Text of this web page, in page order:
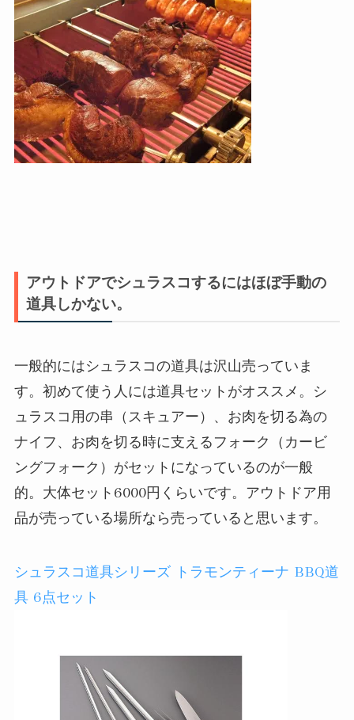
アウトドアでシュラスコするにはほぼ手動の
道具しかない。
一般的にはシュラスコの道具は沢山売っていま
す。初めて使う人には道具セットがオススメ。シ
ュラスコ用の串（スキュアー）、お肉を切る為の
ナイフ、お肉を切る時に支えるフォーク（カービ
ングフォーク）がセットになっているのが一般
的。大体セット6000円くらいです。アウトドア用
品が売っている場所なら売っていると思います。
シュラスコ道具シリーズ トラモンティーナ BBQ道
具 6点セット